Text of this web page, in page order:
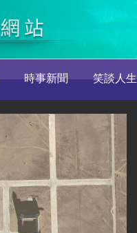
時事新聞 笑談人生